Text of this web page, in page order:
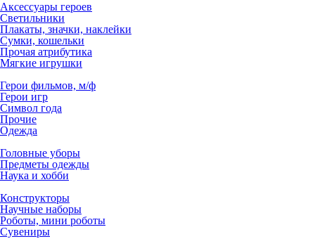
Аксессуары героев
Светильники
Плакаты, значки, наклейки
Сумки, кошельки
Прочая атрибутика
Мягкие игрушки
Герои фильмов, м/ф
Герои игр
Символ года
Прочие
Одежда
Головные уборы
Предметы одежды
Наука и хобби
Конструкторы
Научные наборы
Роботы, мини роботы
Сувениры